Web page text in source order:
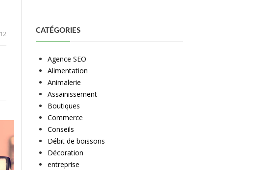
12 CATÉGORIES
Agence SEO
Alimentation
Animalerie
Assainissement
Boutiques
Commerce
Conseils
Débit de boissons
Décoration
entreprise